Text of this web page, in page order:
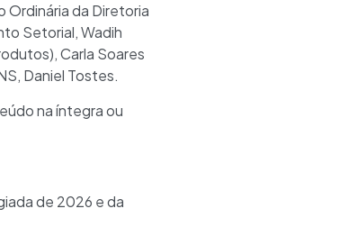
Ordinária da Diretoria
Setorial, Wadih
Carla Soares
Daniel Tostes.
na íntegra ou
de 2026 e da